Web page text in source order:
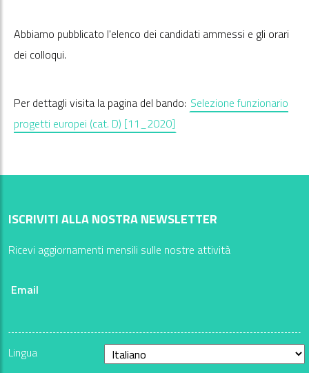
Abbiamo pubblicato l'elenco dei candidati ammessi e gli orari
dei colloqui.
Per dettagli visita la pagina del bando: Selezione funzionario
progetti europei (cat. D) [11_2020]
ISCRIVITI ALLA NOSTRA NEWSLETTER
Ricevi aggiornamenti mensili sulle nostre attività
Email
Lingua